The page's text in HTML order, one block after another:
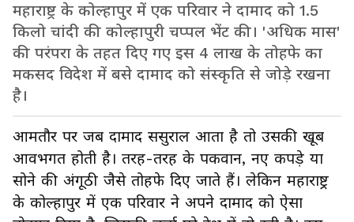
महाराष्ट्र के कोल्हापुर में एक परिवार ने दामाद को 1.5
किलो चांदी की कोल्हापुरी चप्पल भेंट की। 'अधिक मास'
की परंपरा के तहत दिए गए इस 4 लाख के तोहफे का
मकसद विदेश में बसे दामाद को संस्कृति से जोड़े रखना
है।
आमतौर पर जब दामाद ससुराल आता है तो उसकी खूब
आवभगत होती है। तरह-तरह के पकवान, नए कपड़े या
सोने की अंगूठी जैसे तोहफे दिए जाते हैं। लेकिन महाराष्ट्र
के कोल्हापुर में एक परिवार ने अपने दामाद को ऐसा